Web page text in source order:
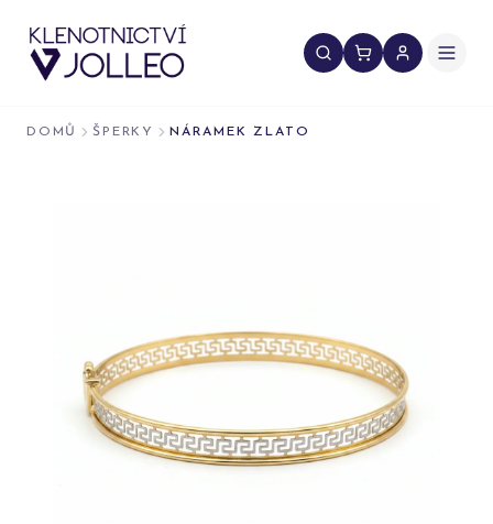
DOMŮ ŠPERKY NÁRAMEK ZLATO